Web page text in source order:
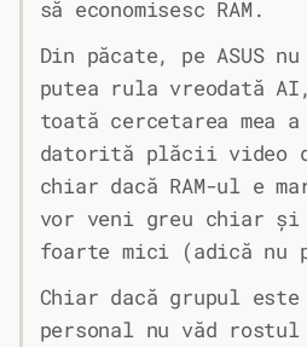
să economisesc RAM.
Din păcate, pe ASUS
putea rula vreodată
toată cercetarea mea
datorită plăcii video
chiar dacă RAM-ul e
vor veni greu chiar și
foarte mici (adică nu
Chiar dacă grupul
personal nu văd